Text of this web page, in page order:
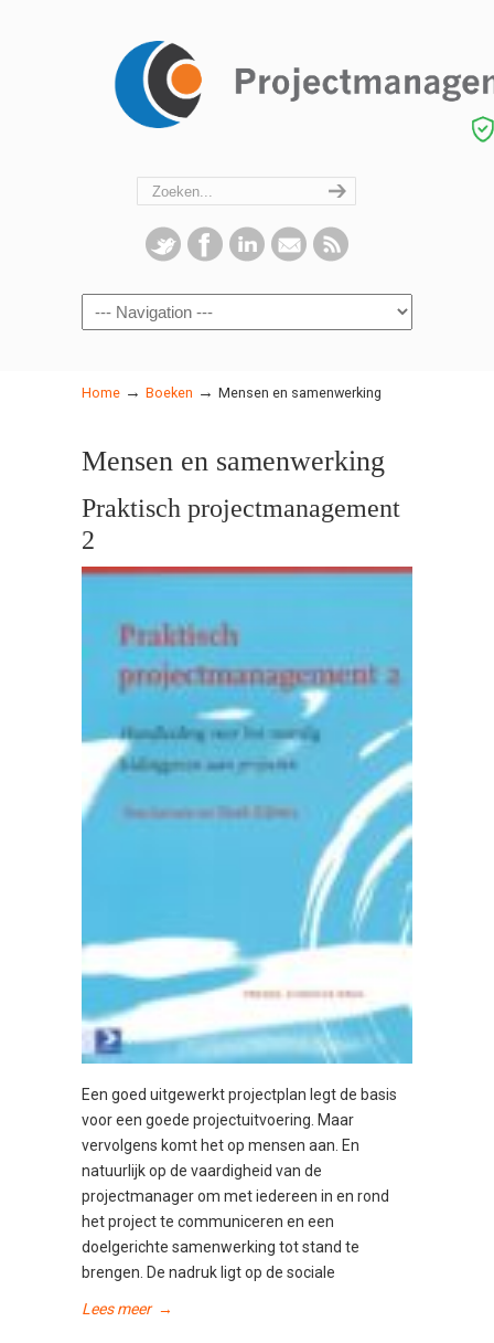
Navigation
Home → Boeken → Mensen en samenwerking
Mensen en samenwerking
Praktisch projectmanagement
2
Een goed uitgewerkt projectplan legt de basis
voor een goede projectuitvoering. Maar
vervolgens komt het op mensen aan. En
natuurlijk op de vaardigheid van de
projectmanager om met iedereen in en rond
het project te communiceren en een
doelgerichte samenwerking tot stand te
brengen. De nadruk ligt op de sociale
Lees meer →